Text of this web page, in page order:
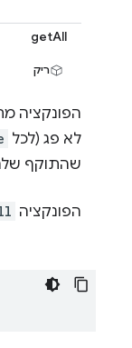
getAll
ריק
הפונקציה
לא פג (לכל
שהתוקף
הפונקציה